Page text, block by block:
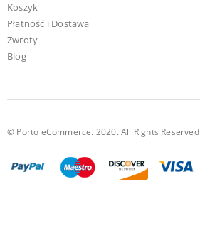
Koszyk
Płatność i Dostawa
Zwroty
Blog
© Porto eCommerce. 2020. All Rights Reserved